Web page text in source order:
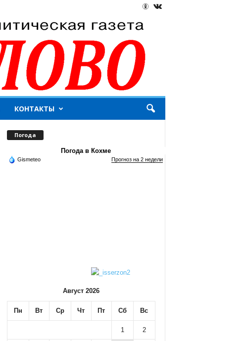
КОНТАКТЫ
Погода
Погода в Кохме
Gismeteo Прогноз на 2 недели
Август 2026
Пн Вт Ср Чт Пт Сб Вс
1 2